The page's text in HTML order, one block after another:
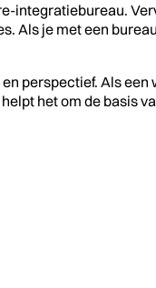
integratiebureau.
Als je met een
perspectief. Als
het om de basis